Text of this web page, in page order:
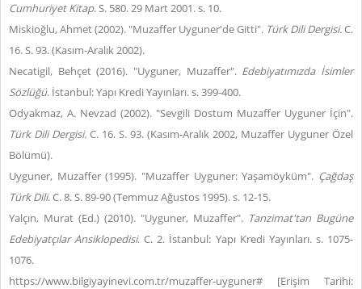
Cumhuriyet Kitap. S. 580. 29 Mart 2001. s. 10.
Miskioğlu, Ahmet (2002). "Muzaffer Uyguner'de Gitti". Türk Dili Dergisi.C.
16. S. 93. (Kasım-Aralık 2002).
Necatigil, Behçet (2016). "Uyguner, Muzaffer". Edebiyatımızda İsimler
Sözlüğü. İstanbul: Yapı Kredi Yayınları. s. 399-400.
Odyakmaz, A. Nevzad (2002). "Sevgili Dostum Muzaffer Uyguner İçin".
Türk Dili Dergisi. C. 16. S. 93. (Kasım-Aralık 2002, Muzaffer Uyguner Özel
Bölümü).
Uyguner, Muzaffer (1995). "Muzaffer Uyguner: Yaşamöyküm". Çağdaş
Türk Dili. C. 8. S. 89-90 (Temmuz Ağustos 1995). s. 12-15.
Yalçın, Murat (Ed.) (2010). "Uyguner, Muzaffer". Tanzimat'tan Bugüne
Edebiyatçılar Ansiklopedisi. C. 2. İstanbul: Yapı Kredi Yayınları. s. 1075-
1076.
https://www.bilgiyayinevi.com.tr/muzaffer-uyguner# [Erişim Tarihi: